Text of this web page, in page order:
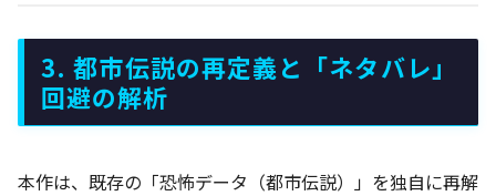
3. 都市伝説の再定義と「ネタバレ」
回避の解析
本作は、既存の「恐怖データ（都市伝説）」を独自に再解